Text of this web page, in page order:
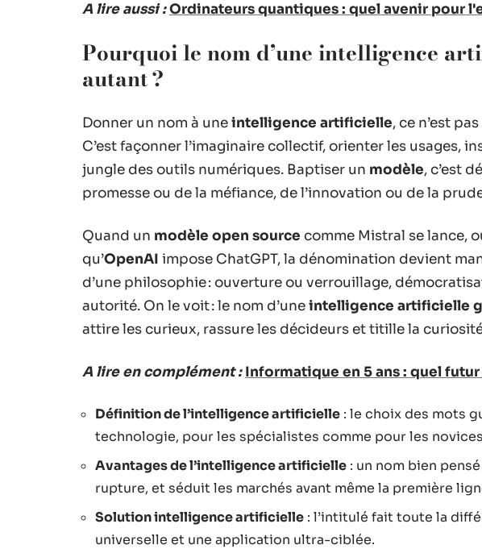
A lire aussi :Ordinateurs quantiques : quel avenir pour
Pourquoi le nom d’une intelligence
autant ?
Donner un nom à uneintelligence artificielle, ce n’est
C’est façonner l’imaginaire collectif, orienter les usages,
jungle des outils numériques. Baptiser un modèle, c’est
promesse ou de la méfiance, de l’innovation ou de la
Quand un modèle open source comme Mistral se lance,
qu’OpenAI impose ChatGPT, la dénomination devient
d’une philosophie : ouverture ou verrouillage,
autorité. On le voit : le nom d’uneintelligence artificielle
attire les curieux, rassure les décideurs et titille la
A lire en complément : Informatique en 5 ans : quel
Définition de l’intelligence artificielle : le choix des mots
technologie, pour les spécialistes comme pour les
Avantages de l’intelligence artificielle : un nom bien
rupture, et séduit les marchés avant même la première
Solution intelligence artificielle : l’intitulé fait toute la
universelle et une application ultra-ciblée.